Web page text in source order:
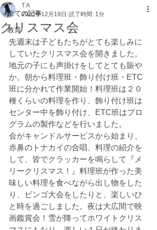
全ての記事
教育
クリスマス会
T.A
2022年12月19日 読了時間: 1分
先週末は子どもたちがとても楽しみに
していたクリスマス会を開きました。
地元の子にも声掛けをしてとても賑や
か。朝から料理班・飾り付け班・ETC
班に分かれて作業開始！料理班は２０
種くらいの料理を作り、飾り付け班は
センター中を飾り付け、ETC班はプロ
グラムの製作などを行いました。
会がキャンドルサービスから始まり、
赤鼻のトナカイの合唱、料理の紹介を
して、皆でクラッカーを鳴らして『メ
リークリスマス！』料理班が作った美
味しい料理を食べながら出し物をした
り、ビンゴ大会をしたりと、楽しいひ
と時を過ごしました。夜は大広間で映
画鑑賞会！雪が降ってホワイトクリス